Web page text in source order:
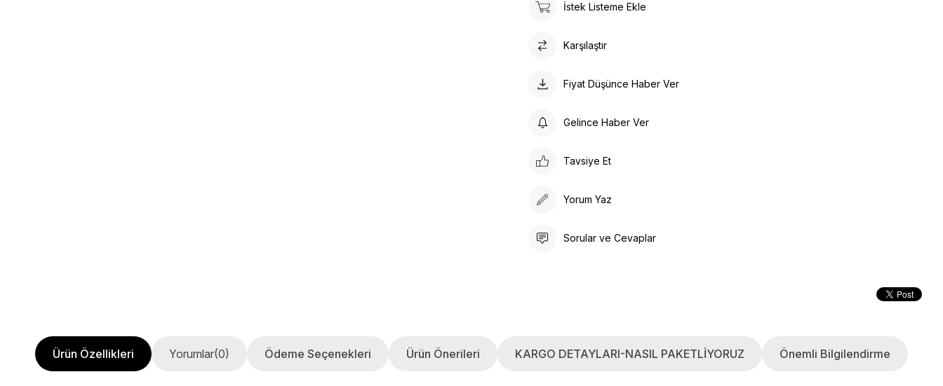
İstek Listeme Ekle
Karşılaştır
Fiyat Düşünce Haber Ver
Gelince Haber Ver
Tavsiye Et
Yorum Yaz
Sorular ve Cevaplar
Ürün Özellikleri Yorumlar(0) Ödeme Seçenekleri Ürün Önerileri KARGO DETAYLARI-NASIL PAKETLİYORUZ Önemli Bilgilendirme